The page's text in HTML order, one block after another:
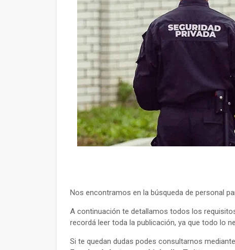
Nos encontramos en la búsqueda de personal
A continuación te detallamos todos los
recordá leer toda la publicación, ya que todo lo
Si te quedan dudas podes consultarnos